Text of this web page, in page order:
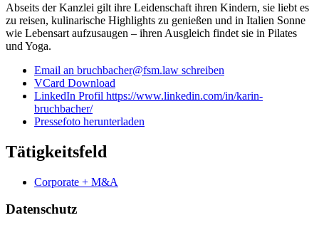
Abseits der Kanzlei gilt ihre Leidenschaft ihren Kindern, sie liebt es
zu reisen, kulinarische Highlights zu genießen und in Italien Sonne
wie Lebensart aufzusaugen – ihren Ausgleich findet sie in Pilates
und Yoga.
Email an bruchbacher@fsm.law schreiben
VCard Download
LinkedIn Profil https://www.linkedin.com/in/karin-
bruchbacher/
Pressefoto herunterladen
Tätigkeitsfeld
Corporate + M&A
Datenschutz